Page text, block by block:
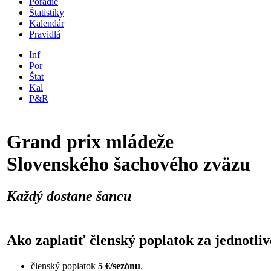
Štatistiky
Kalendár
Pravidlá
Inf
Por
Štat
Kal
P&R
Grand prix mládeže
Slovenského šachového zväzu
Každý dostane šancu
Ako zaplatiť členský poplatok za
členský poplatok 5 €/sezónu.